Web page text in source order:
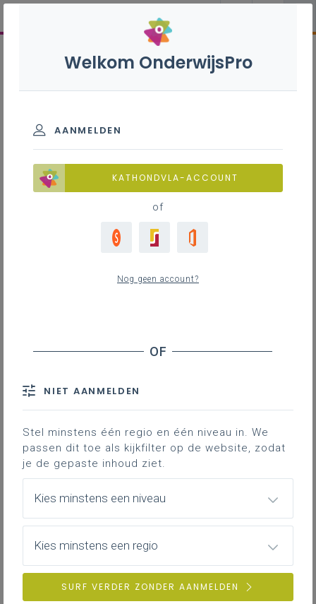
Welkom OnderwijsPro
AANMELDEN
KATHONDVLA-ACCOUNT
of
Nog geen account?
NIET AANMELDEN
Stel minstens één regio en één niveau in. We
passen dit toe als kijkfilter op de website, zodat
je de gepaste inhoud ziet.
Kies minstens een niveau
Kies minstens een regio
SURF VERDER ZONDER AANMELDEN